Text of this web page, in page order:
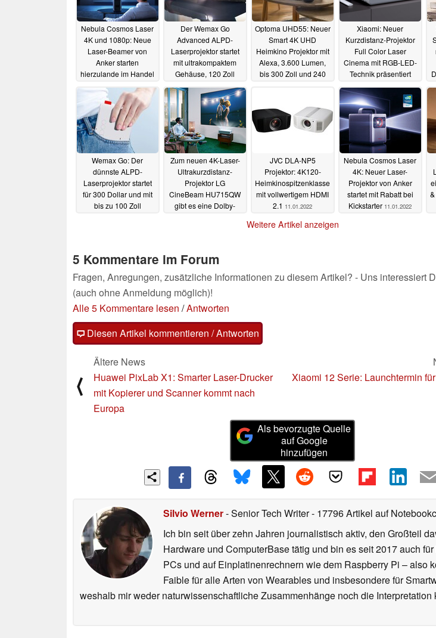
Nebula Cosmos Laser
4K und 1080p: Neue
Laser-Beamer von
Anker starten
hierzulande im Handel
05.05.2022
Der Wemax Go
Advanced ALPD-
Laserprojektor startet
mit ultrakompaktem
Gehäuse, 120 Zoll
Autofokus02.05.2022
Optoma UHD55: Neuer
Smart 4K UHD
Heimkino Projektor mit
Alexa, 3.600 Lumen,
bis 300 Zoll und 240
Xiaomi: Neuer
Kurzdistanz-Projektor
Full Color Laser
Cinema mit RGB-LED-
Technik präsentiert
28.03.2022
Wemax Go: Der
dünnste ALPD-
Laserprojektor startet
für 300 Dollar und mit
bis zu 100 Zoll
Zum neuen 4K-Laser-
Ultrakurzdistanz-
Projektor LG
CineBeam HU715QW
gibt es eine Dolby-
JVC DLA-NP5
Projektor: 4K120-
Heimkinospitzenklasse
mit vollwertigem HDMI
2.1 11.01.2022
Nebula Cosmos Laser
4K: Neuer Laser-
Projektor von Anker
startet mit Rabatt bei
Kickstarter 11.01.2022
Weitere Artikel anzeigen
5 Kommentare im Forum
Fragen, Anregungen, zusätzliche Informationen zu diesem Artikel? - Uns interessiert
(auch ohne Anmeldung möglich)!
Alle 5 Kommentare lesen /Antworten
Diesen Artikel kommentieren / Antworten
⟨
Ältere News
Huawei PixLab X1: Smarter Laser-Drucker
mit Kopierer und Scanner kommt nach
Europa
Xiaomi 12 Serie: Launchtermin
Als bevorzugte Quelle
auf Google
hinzufügen
Silvio Werner- Senior Tech Writer- 17796 Artikel auf
Ich bin seit über zehn Jahren journalistisch aktiv, den Großteil
Hardware und ComputerBase tätig und bin es seit 2017 auch
PCs und auf Einplatinenrechnern wie dem Raspberry Pi – also
Faible für alle Arten von Wearables und insbesondere für
weshalb mir weder naturwissenschaftliche Zusammenhänge noch die